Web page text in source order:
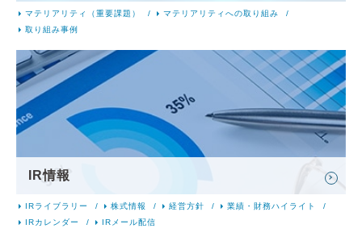
マテリアリティ（重要課題）
マテリアリティへの取り組み
取り組み事例
IR情報
IRライブラリー 株式情報 経営方針
業績・財務ハイライト
IRカレンダー
IRメール配信